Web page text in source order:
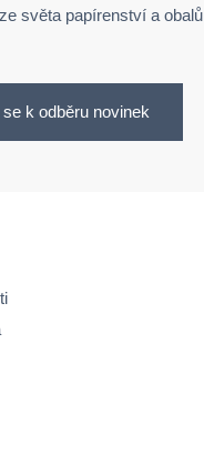
světa papírenství a obalů
k odběru novinek